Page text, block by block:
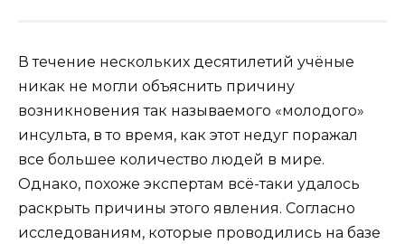
В течение нескольких десятилетий учёные
никак не могли объяснить причину
возникновения так называемого «молодого»
инсульта, в то время, как этот недуг поражал
все большее количество людей в мире.
Однако, похоже экспертам всё-таки удалось
раскрыть причины этого явления. Согласно
исследованиям, которые проводились на базе